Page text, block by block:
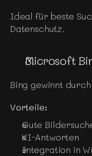
Ideal für beste
Datenschutz.
Microsoft
Bing gewinnt
Vorteile:
Gute
KI-Antworten
Integration in